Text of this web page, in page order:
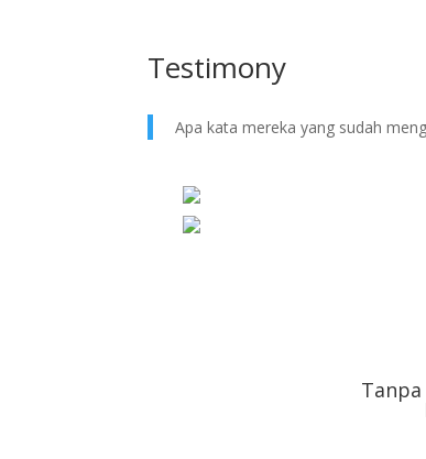
Testimony
Apa kata mereka yang sudah